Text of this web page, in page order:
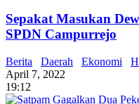
Sepakat Masukan
SPDN Campurrejo
Berita Daerah Ekonomi
April 7, 2022
19:12